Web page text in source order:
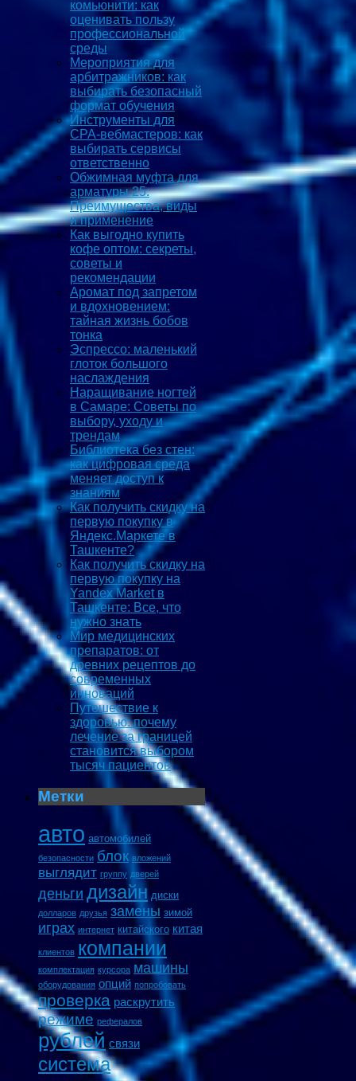
комьюнити: как
оценивать пользу
профессиональной
среды
Мероприятия для
арбитражников: как
выбирать безопасный
формат обучения
Инструменты для
CPA-вебмастеров: как
выбирать сервисы
ответственно
Обжимная муфта для
арматуры 25:
Преимущества, виды
и применение
Как выгодно купить
кофе оптом: секреты,
советы и
рекомендации
Аромат под запретом
и вдохновением:
тайная жизнь бобов
тонка
Эспрессо: маленький
глоток большого
наслаждения
Наращивание ногтей
в Самаре: Советы по
выбору, уходу и
трендам
Библиотека без стен:
как цифровая среда
меняет доступ к
знаниям
Как получить скидку на
первую покупку в
Яндекс.Маркете в
Ташкенте?
Как получить скидку на
первую покупку на
Yandex Market в
Ташкенте: Все, что
нужно знать
Мир медицинских
препаратов: от
древних рецептов до
современных
инноваций
Путешествие к
здоровью: почему
лечение за границей
становится выбором
тысяч пациентов
Метки
авто автомобилей
безопасности блок вложений
выглядит группу дверей
деньги дизайн диски
долларов друзья замены зимой
играх интернет китайского китая
клиентов компании
комплектация курсора машины
оборудования опций попробовать
проверка раскрутить
режиме рефералов
рублей связи
система